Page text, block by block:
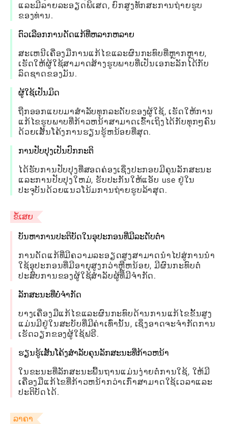
ແລະມີລາຍລະອຽດພິເສດ, ຍົກສູງທັກສະການຖ່າຍຮູບ
ຂອງທ່ານ.
ຕົວເລືອກການດັດແກ້ທີ່ຫລາກຫລາຍ
ສະເຫນີເຄື່ອງມືການແກ້ໄຂແລະຜົນກະທົບທີ່ຫຼາກຫຼາຍ,
ເຮັດໃຫ້ຜູ້ໃຊ້ສາມາດສ້າງຮູບພາບທີ່ເປັນເອກະລັກໄດ້ກັບ
ລົດຊາດຂອງມັນ.
ຜູ້ໃຊ້ເປັນມິດ
ຖືກອອກແບບມາສໍາລັບທຸກລະດັບຂອງຜູ້ໃຊ້, ເຮັດໃຫ້ການ
ແກ້ໄຂຮູບພາບທີ່ກ້າວຫນ້າສາມາດເຂົ້າເຖິງໄດ້ກັບທຸກໆຄົນ
ດ້ວຍເສັ້ນໂຄ້ງການຮຽນຮູ້ຫນ້ອຍທີ່ສຸດ.
ການປັບປຸງເປັນປົກກະຕິ
ໄດ້ຮັບການປັບປຸງທີ່ສອດຄ່ອງເຊິ່ງປະກອບມີຄຸນລັກສະນະ
ແລະການປັບປຸງໃຫມ່, ຮັບປະກັນໃຫ້ແອັບ use ຢູ່ໃນ
ປະຈຸບັນດ້ວຍແນວໂນ້ມການຖ່າຍຮູບລ້າສຸດ.
ຂໍ້ເສຍ
ບັນຫາການປະຕິບັດໃນອຸປະກອນທີ່ມີລະດັບຕໍ່າ
ການດັດແກ້ທີ່ມີຄວາມລະອຽດສູງສາມາດນໍາໄປສູ່ການນໍາ
ໃຊ້ອຸປະກອນທີ່ມີອາຍຸສູງກວ່າຫຼືຫນ້ອຍ, ມີຜົນກະທົບຕໍ່
ປະສົບການຂອງຜູ້ໃຊ້ສໍາລັບຜູ້ທີ່ມີຈໍາກັດ.
ລັກສະນະທີ່ບໍ່ຈໍາກັດ
ບາງເຄື່ອງມືແກ້ໄຂແລະຜົນກະທົບດ້ານການແກ້ໄຂຂັ້ນສູງ
ແມ່ນມີຢູ່ໃນສະບັບທີ່ມີຄ່າເທົ່ານັ້ນ, ເຊິ່ງອາດຈະຈໍາກັດການ
ເຮັດວຽກຂອງຜູ້ໃຊ້ຟຣີ.
ຮຽນຮູ້ເສັ້ນໂຄ້ງສໍາລັບຄຸນລັກສະນະທີ່ກ້າວຫນ້າ
ໃນຂະນະທີ່ລັກສະນະພື້ນຖານແມ່ນງ່າຍຕໍ່ການໃຊ້, ໃຫ້ມີ
ເຄື່ອງມືແກ້ໄຂທີ່ກ້າວຫນ້າກວ່າເກົ່າສາມາດໃຊ້ເວລາແລະ
ປະຕິບັດໄດ້.
ລາຄາ